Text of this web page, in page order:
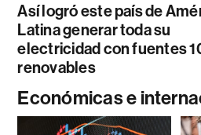
Así logró este país de
Latina generar toda su
electricidad con fuentes
renovables
Económicas e